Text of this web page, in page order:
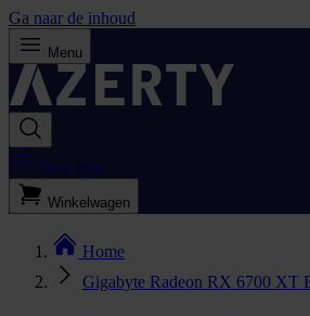
Ga naar de inhoud
Menu
Bestellijst
Winkelwagen
Home
Gigabyte Radeon RX 6700 XT